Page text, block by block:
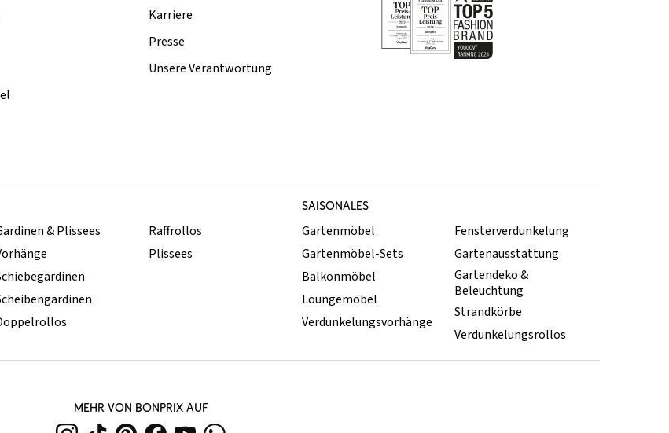
Karriere
Presse
Unsere Verantwortung
SAISONALES
& Plissees
Raffrollos
Plissees
Gartenmöbel
Gartenmöbel-Sets
Balkonmöbel
Loungemöbel
Verdunkelungsvorhänge
Fensterverdunkelung
Gartenausstattung
Gartendeko &
Beleuchtung
Strandkörbe
Verdunkelungsrollos
MEHR VON BONPRIX AUF